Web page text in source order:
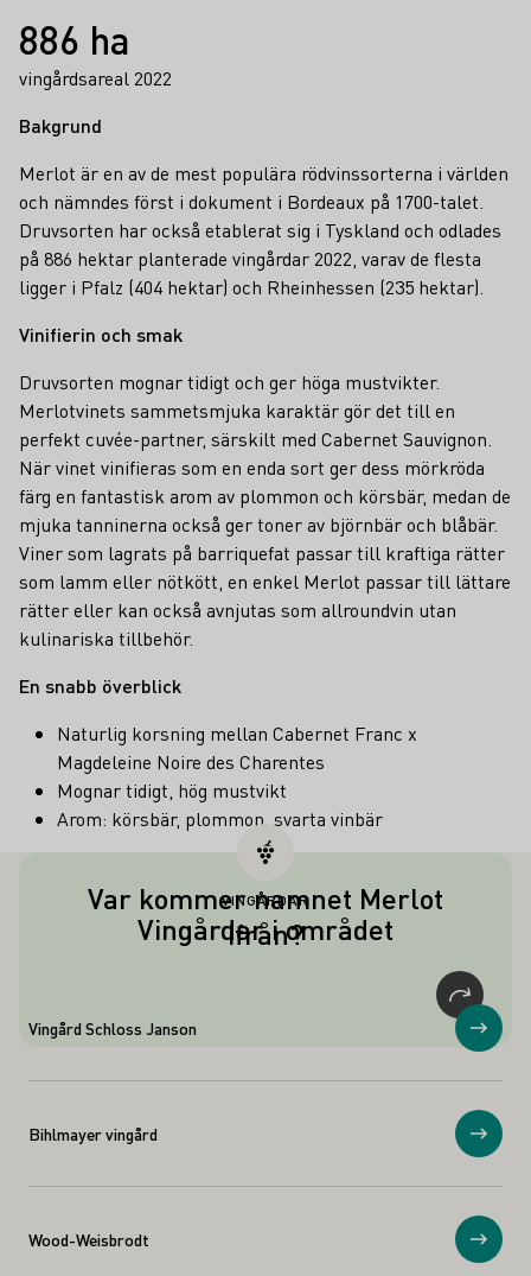
886 ha
vingårdsareal 2022
Bakgrund
Merlot är en av de mest populära rödvinssorterna i världen
och nämndes först i dokument i Bordeaux på 1700-talet.
Druvsorten har också etablerat sig i Tyskland och odlades
på 886 hektar planterade vingårdar 2022, varav de flesta
ligger i Pfalz (404 hektar) och Rheinhessen (235 hektar).
Vinifierin och smak
Druvsorten mognar tidigt och ger höga mustvikter.
Merlotvinets sammetsmjuka karaktär gör det till en
perfekt cuvée-partner, särskilt med Cabernet Sauvignon.
När vinet vinifieras som en enda sort ger dess mörkröda
färg en fantastisk arom av plommon och körsbär, medan de
mjuka tanninerna också ger toner av björnbär och blåbär.
Viner som lagrats på barriquefat passar till kraftiga rätter
som lamm eller nötkött, en enkel Merlot passar till lättare
rätter eller kan också avnjutas som allroundvin utan
kulinariska tillbehör.
En snabb överblick
Naturlig korsning mellan Cabernet Franc x
Magdeleine Noire des Charentes
Mognar tidigt, hög mustvikt
Arom: körsbär, plommon, svarta vinbär
Var kommer namnet Merlot
ifrån?
Namnet "Merlot" kommer från merle
(koltrast) och syftar på koltrastens
VINGÅRDAR
Vingårdar i området
Vingård Schloss Janson Visa
Bihlmayer vingård Visa
Wood-Weisbrodt Visa